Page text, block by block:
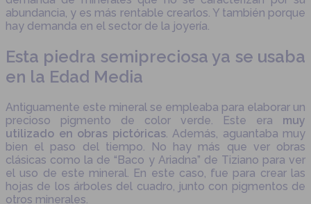
abundancia, y es más rentable crearlos. Y también porque
hay demanda en el sector de la joyería.
Esta piedra semipreciosa ya se usaba
en la Edad Media
Antiguamente este mineral se empleaba para elaborar un
precioso pigmento de color verde. Este era muy
utilizado en obras pictóricas. Además, aguantaba muy
bien el paso del tiempo. No hay más que ver obras
clásicas como la de “Baco y Ariadna” de Tiziano para ver
el uso de este mineral. En este caso, fue para crear las
hojas de los árboles del cuadro, junto con pigmentos de
otros minerales.